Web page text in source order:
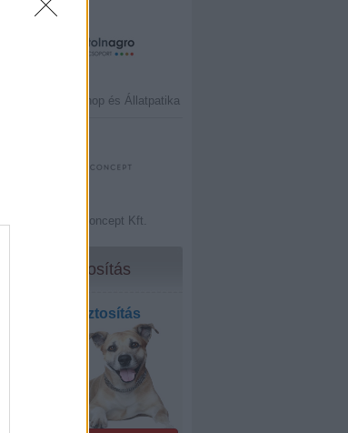
Tolnagro Petshop és Állatpatika
Stone Concept Kft.
Biztosítás
Kisállat biztosítás